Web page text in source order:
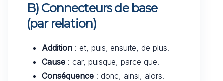
B) Connecteurs de base
(par relation)
Addition : et, puis, ensuite, de plus.
Cause : car, puisque, parce que.
Conséquence : donc, ainsi, alors.